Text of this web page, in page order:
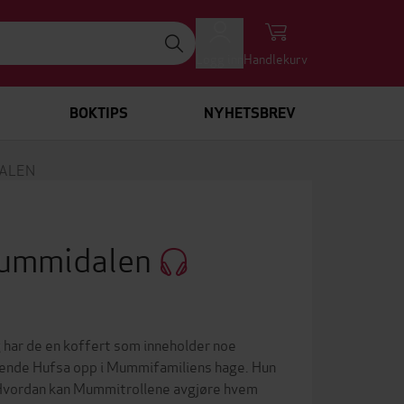
Handlekurv
BOKTIPS NYHETSBREV
de en koffert som inneholder noe
Hufsa opp i Mummifamiliens hage. Hun
kan Mummitrollene avgjøre hvem